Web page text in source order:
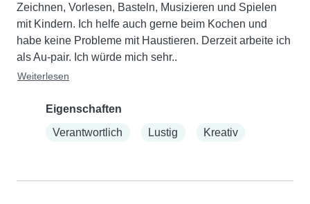
Zeichnen, Vorlesen, Basteln, Musizieren und Spielen
mit Kindern. Ich helfe auch gerne beim Kochen und
habe keine Probleme mit Haustieren. Derzeit arbeite ich
als Au-pair. Ich würde mich sehr..
Weiterlesen
Eigenschaften
Verantwortlich
Lustig Kreativ